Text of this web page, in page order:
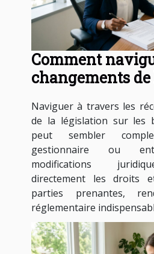
Comment
changements
commerciaux ?
Naviguer à travers les
de la législation sur les
peut sembler
gestionnaire ou
modifications
directement les droits
parties prenantes,
réglementaire